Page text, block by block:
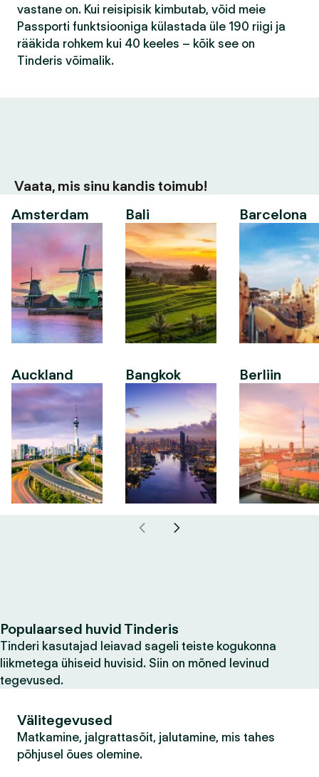
vastane on. Kui reisipisik kimbutab, võid meie
Passporti funktsiooniga külastada üle 190 riigi ja
rääkida rohkem kui 40 keeles – kõik see on
Tinderis võimalik.
Vaata, mis sinu kandis toimub!
Amsterdam
Auckland
Bali
Bangkok
Barcelona
Berliin
Populaarsed huvid Tinderis
Tinderi kasutajad leiavad sageli teiste kogukonna
liikmetega ühiseid huvisid. Siin on mõned levinud
tegevused.
Välitegevused
Matkamine, jalgrattasõit, jalutamine, mis tahes
põhjusel õues olemine.